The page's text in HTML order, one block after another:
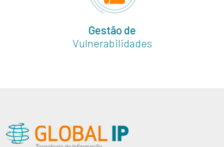
Gestão de
Vulnerabilidades